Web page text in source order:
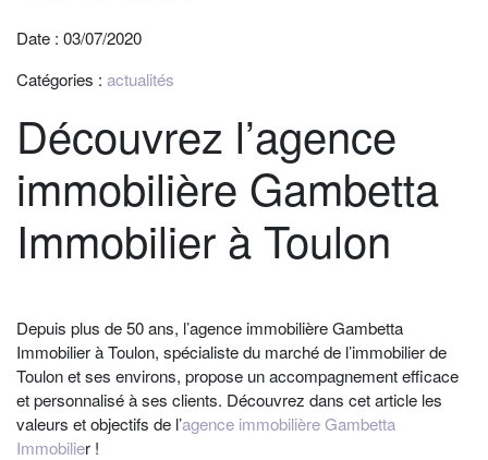
Date : 03/07/2020
Catégories : actualités
Découvrez l’agence
immobilière Gambetta
Immobilier à Toulon
Depuis plus de 50 ans, l’agence immobilière Gambetta
Immobilier à Toulon, spécialiste du marché de l’immobilier de
Toulon et ses environs, propose un accompagnement efficace
et personnalisé à ses clients. Découvrez dans cet article les
valeurs et objectifs de l’agence immobilière Gambetta
Immobilier !